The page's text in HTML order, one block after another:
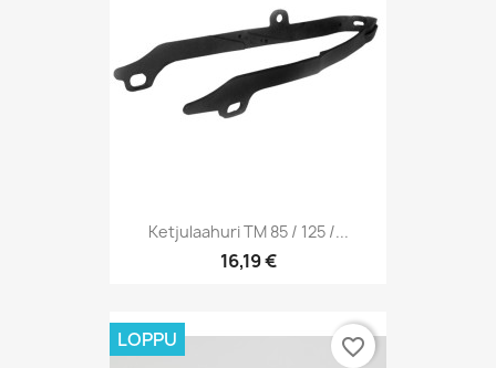
Ketjulaahuri TM 85 / 125 /...
16,19 €
LOPPU favorite_border